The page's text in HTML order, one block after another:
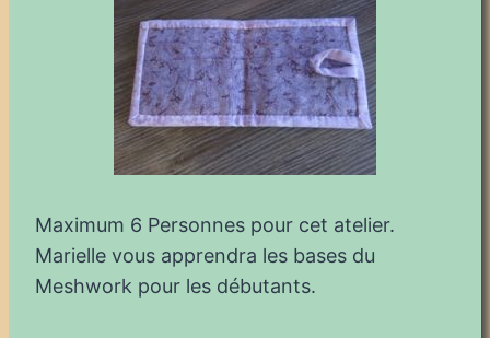
Maximum 6 Personnes pour cet atelier.
Marielle vous apprendra les bases du
Meshwork pour les débutants.